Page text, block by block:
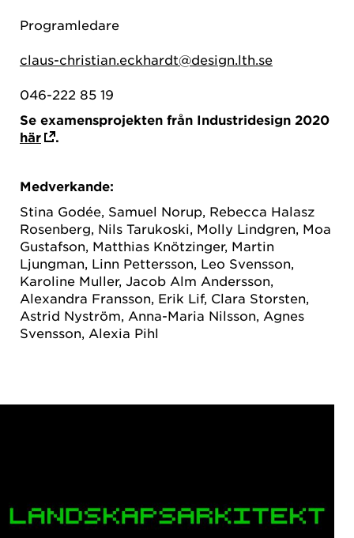
Programledare
claus-christian.eckhardt@design.lth.se
046-222 85 19
Se examensprojekten från Industridesign 2020
här
.
Medverkande:
Stina Godée, Samuel Norup, Rebecca Halasz
Rosenberg, Nils Tarukoski, Molly Lindgren, Moa
Gustafson, Matthias Knötzinger, Martin
Ljungman, Linn Pettersson, Leo Svensson,
Karoline Muller, Jacob Alm Andersson,
Alexandra Fransson, Erik Lif, Clara Storsten,
Astrid Nyström, Anna-Maria Nilsson, Agnes
Svensson, Alexia Pihl